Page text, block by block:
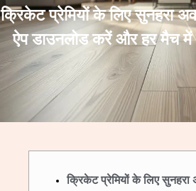
क्रिकेट प्रेमियों के लिए सुनहरा
ऐप डाउनलोड करें और हर मैच में
क्रिकेट प्रेमियों के लिए